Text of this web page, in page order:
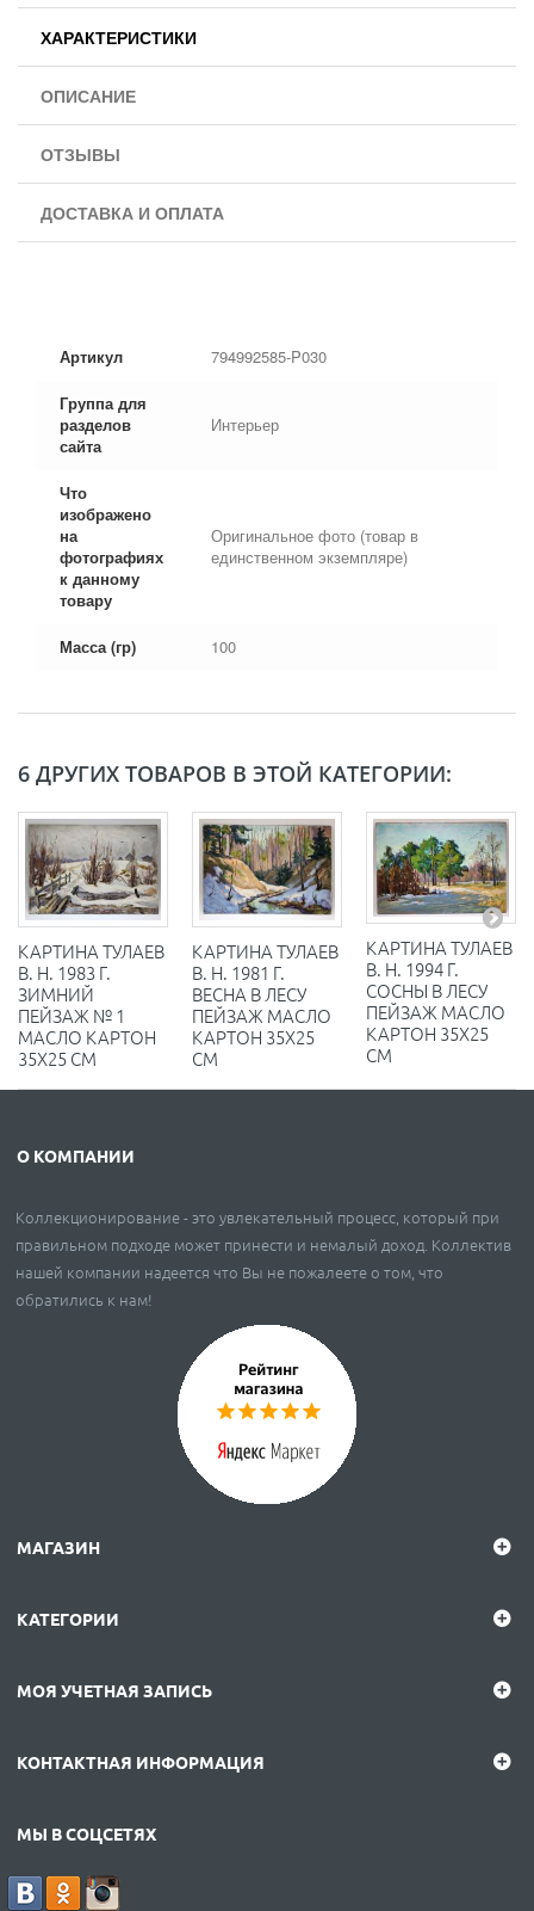
ХАРАКТЕРИСТИКИ
ОПИСАНИЕ
ОТЗЫВЫ
ДОСТАВКА И ОПЛАТА
Артикул 794992585-P030
Группа для
разделов
сайта
Интерьер
Что
изображено
на
фотографиях
к данному
товару
Оригинальное фото (товар в
единственном экземпляре)
Масса (гр) 100
6 ДРУГИХ ТОВАРОВ В ЭТОЙ КАТЕГОРИИ:
КАРТИНА ТУЛАЕВ
В. Н. 1983 Г.
ЗИМНИЙ
ПЕЙЗАЖ № 1
МАСЛО КАРТОН
35Х25 СМ
КАРТИНА ТУЛАЕВ
В. Н. 1981 Г.
ВЕСНА В ЛЕСУ
ПЕЙЗАЖ МАСЛО
КАРТОН 35Х25
СМ
КАРТИНА ТУЛАЕВ
В. Н. 1994 Г.
СОСНЫ В ЛЕСУ
ПЕЙЗАЖ МАСЛО
КАРТОН 35Х25
СМ
О КОМПАНИИ
Коллекционирование - это увлекательный процесс, который при
правильном подходе может принести и немалый доход. Коллектив
нашей компании надеется что Вы не пожалеете о том, что
обратились к нам!
МАГАЗИН
КАТЕГОРИИ
МОЯ УЧЕТНАЯ ЗАПИСЬ
КОНТАКТНАЯ ИНФОРМАЦИЯ
МЫ В СОЦСЕТЯХ